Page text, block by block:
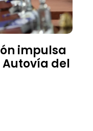
impulsa
del